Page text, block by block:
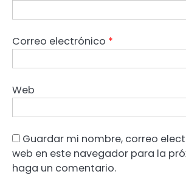
Correo electrónico *
Web
Guardar mi nombre, correo
web en este navegador para la
haga un comentario.